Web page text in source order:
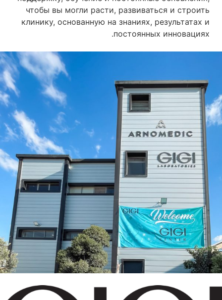
чтобы вы могли расти, развиваться и строить
клинику, основанную на знаниях, результатах и
постоянных инновациях.